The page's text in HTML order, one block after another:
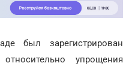
был зарегистрирован
упрощения